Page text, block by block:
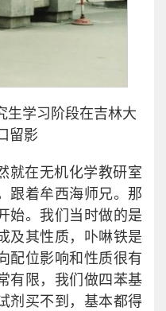
生学习阶段在吉林大
留影
就在无机化学教研室
跟着牟西海师兄。那
始。我们当时做的是
及其性质，卟啉铁是
配位影响和性质很有
有限，我们做四苯基
剂买不到，基本都得